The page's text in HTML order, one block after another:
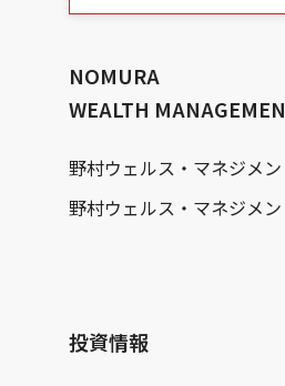
NOMURA
WEALTH
野村ウェルス・マネジメ
野村ウェルス・マネジメ
投資情報